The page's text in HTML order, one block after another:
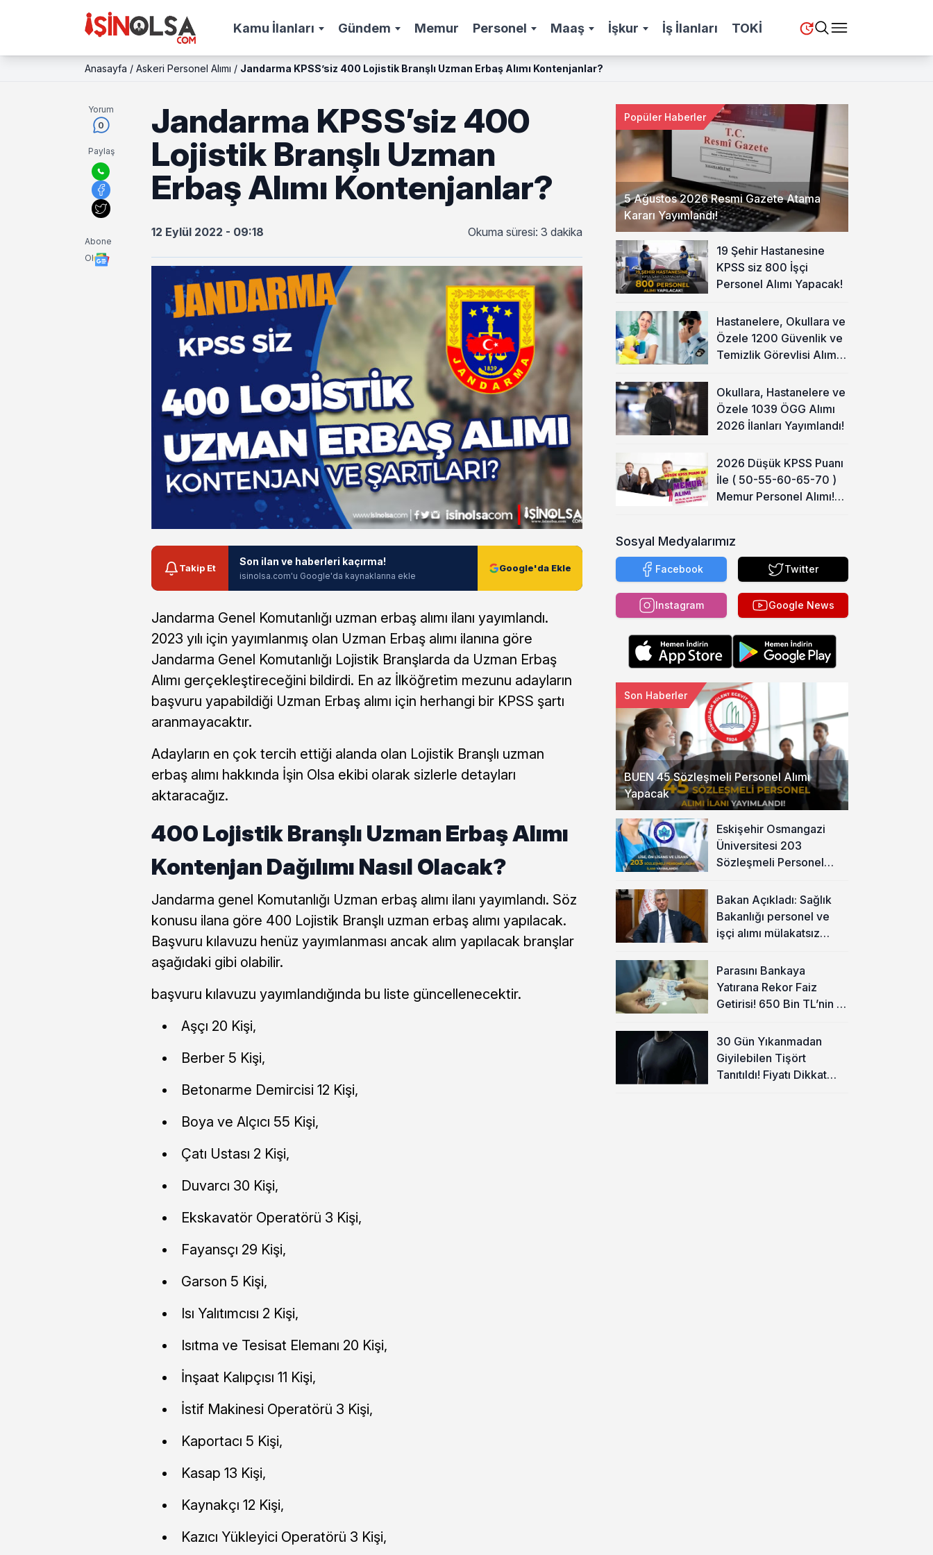
Kamu İlanları Gündem Memur Personel Maaş İşkur İş İlanları TOKİ
Anasayfa / Askeri Personel Alımı / Jandarma KPSS’siz 400 Lojistik Branşlı Uzman Erbaş Alımı Kontenjanlar?
Yorum
0
Paylaş
Abone
Ol
Jandarma KPSS’siz 400
Lojistik Branşlı Uzman
Erbaş Alımı Kontenjanlar?
12 Eylül 2022 - 09:18 Okuma süresi: 3 dakika
Takip Et
Son ilan ve haberleri kaçırma!
isinolsa.com'u Google'da kaynaklarına ekle
Google'da Ekle
Jandarma Genel Komutanlığı uzman erbaş alımı ilanı yayımlandı.
2023 yılı için yayımlanmış olan Uzman Erbaş alımı ilanına göre
Jandarma Genel Komutanlığı Lojistik Branşlarda da Uzman Erbaş
Alımı gerçekleştireceğini bildirdi. En az İlköğretim mezunu adayların
başvuru yapabildiği Uzman Erbaş alımı için herhangi bir KPSS şartı
aranmayacaktır.
Adayların en çok tercih ettiği alanda olan Lojistik Branşlı uzman
erbaş alımı hakkında İşin Olsa ekibi olarak sizlerle detayları
aktaracağız.
400 Lojistik Branşlı Uzman Erbaş Alımı
Kontenjan Dağılımı Nasıl Olacak?
Jandarma genel Komutanlığı Uzman erbaş alımı ilanı yayımlandı. Söz
konusu ilana göre 400 Lojistik Branşlı uzman erbaş alımı yapılacak.
Başvuru kılavuzu henüz yayımlanması ancak alım yapılacak branşlar
aşağıdaki gibi olabilir.
başvuru kılavuzu yayımlandığında bu liste güncellenecektir.
Aşçı 20 Kişi,
Berber 5 Kişi,
Betonarme Demircisi 12 Kişi,
Boya ve Alçıcı 55 Kişi,
Çatı Ustası 2 Kişi,
Duvarcı 30 Kişi,
Ekskavatör Operatörü 3 Kişi,
Fayansçı 29 Kişi,
Garson 5 Kişi,
Isı Yalıtımcısı 2 Kişi,
Isıtma ve Tesisat Elemanı 20 Kişi,
İnşaat Kalıpçısı 11 Kişi,
İstif Makinesi Operatörü 3 Kişi,
Kaportacı 5 Kişi,
Kasap 13 Kişi,
Kaynakçı 12 Kişi,
Kazıcı Yükleyici Operatörü 3 Kişi,
5 Ağustos 2026 Resmi Gazete Atama
Kararı Yayımlandı!
Popüler Haberler
19 Şehir Hastanesine
KPSS siz 800 İşçi
Personel Alımı Yapacak!
Hastanelere, Okullara ve
Özele 1200 Güvenlik ve
Temizlik Görevlisi Alımı
Okullara, Hastanelere ve
Özele 1039 ÖGG Alımı
2026 İlanları Yayımlandı!
2026 Düşük KPSS Puanı
İle ( 50-55-60-65-70 )
Memur Personel Alımı!
Sosyal Medyalarımız
Facebook Twitter
Instagram Google News
BUEN 45 Sözleşmeli Personel Alımı
Yapacak
Son Haberler
Eskişehir Osmangazi
Üniversitesi 203
Sözleşmeli Personel
Bakan Açıkladı: Sağlık
Bakanlığı personel ve
işçi alımı mülakatsız
Parasını Bankaya
Yatırana Rekor Faiz
Getirisi! 650 Bin TL’nin 1
30 Gün Yıkanmadan
Giyilebilen Tişört
Tanıtıldı! Fiyatı Dikkat